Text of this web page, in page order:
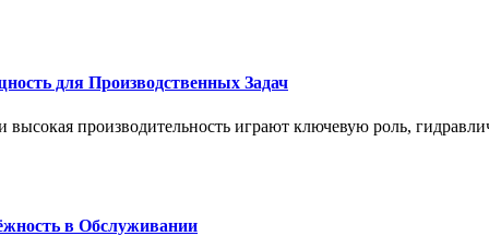
для Производственных Задач
производительность играют ключевую роль,
в Обслуживании